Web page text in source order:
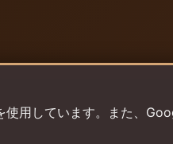
用しています。また、